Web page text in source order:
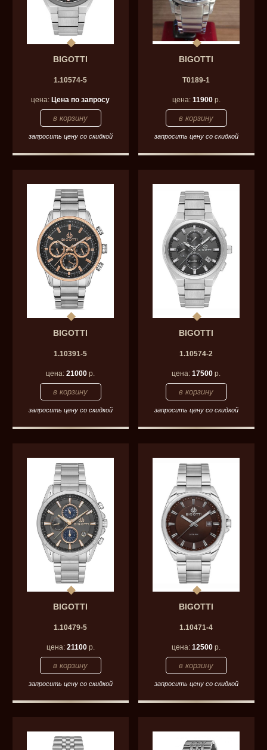
BIGOTTI
1.10574-5
цена: Цена по запросу
запросить цену со скидкой
BIGOTTI
T0189-1
цена: 11900р.
запросить цену со скидкой
BIGOTTI
1.10391-5
цена:21000 р.
запросить цену со скидкой
BIGOTTI
1.10574-2
цена:17500 р.
запросить цену со скидкой
BIGOTTI
1.10479-5
цена: 21100р.
запросить цену со скидкой
BIGOTTI
1.10471-4
цена:12500 р.
запросить цену со скидкой